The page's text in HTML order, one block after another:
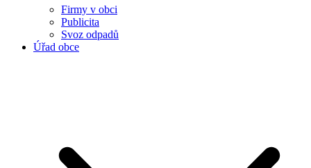
Firmy v obci
Publicita
Svoz odpadů
Úřad obce